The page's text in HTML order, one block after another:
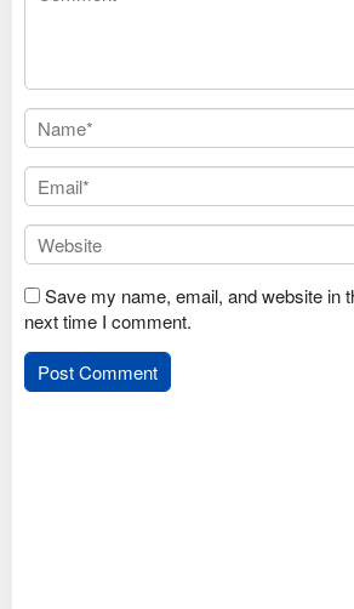
Save my name, email, and website in
next time I comment.